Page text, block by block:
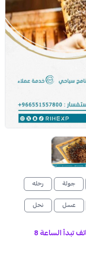
جولة
رحله
عسل نحل
رحلة لزيارة مناحل العسل بمحافظة الطائف تبدأ الساعة 8